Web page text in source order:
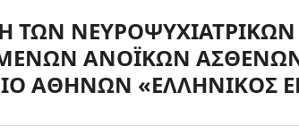
ΤΩΝ
ΑΝΟΪΚΩΝ ΑΣΘΕΝΩΝ
ΑΘΗΝΩΝ «ΕΛΛΗΝΙΚΟΣ